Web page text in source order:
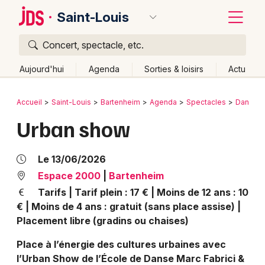
Saint-Louis
Concert, spectacle, etc.
Aujourd'hui Agenda Sorties & loisirs Actu
Publier un événement
Grands événements
Activité & Expérience
Foires & salons
Bordeaux
Lille
Lyon
Marseille
Mulhouse
Retour
Accueil Saint-Louis Bartenheim Agenda Spectacles Danse
Urban show
Le 13/06/2026
Espace 2000
Bartenheim
Tarifs | Tarif plein : 17 € | Moins de 12 ans : 10
€ | Moins de 4 ans : gratuit (sans place assise) |
Placement libre (gradins ou chaises)
Place à l’énergie des cultures urbaines avec
l’Urban Show de l’École de Danse Marc Fabrici &
Quoi ?
Où ?
Partout
Près de moi Changer de lieu
Quand ?
Aujourd'hui
Demain Ce week-end